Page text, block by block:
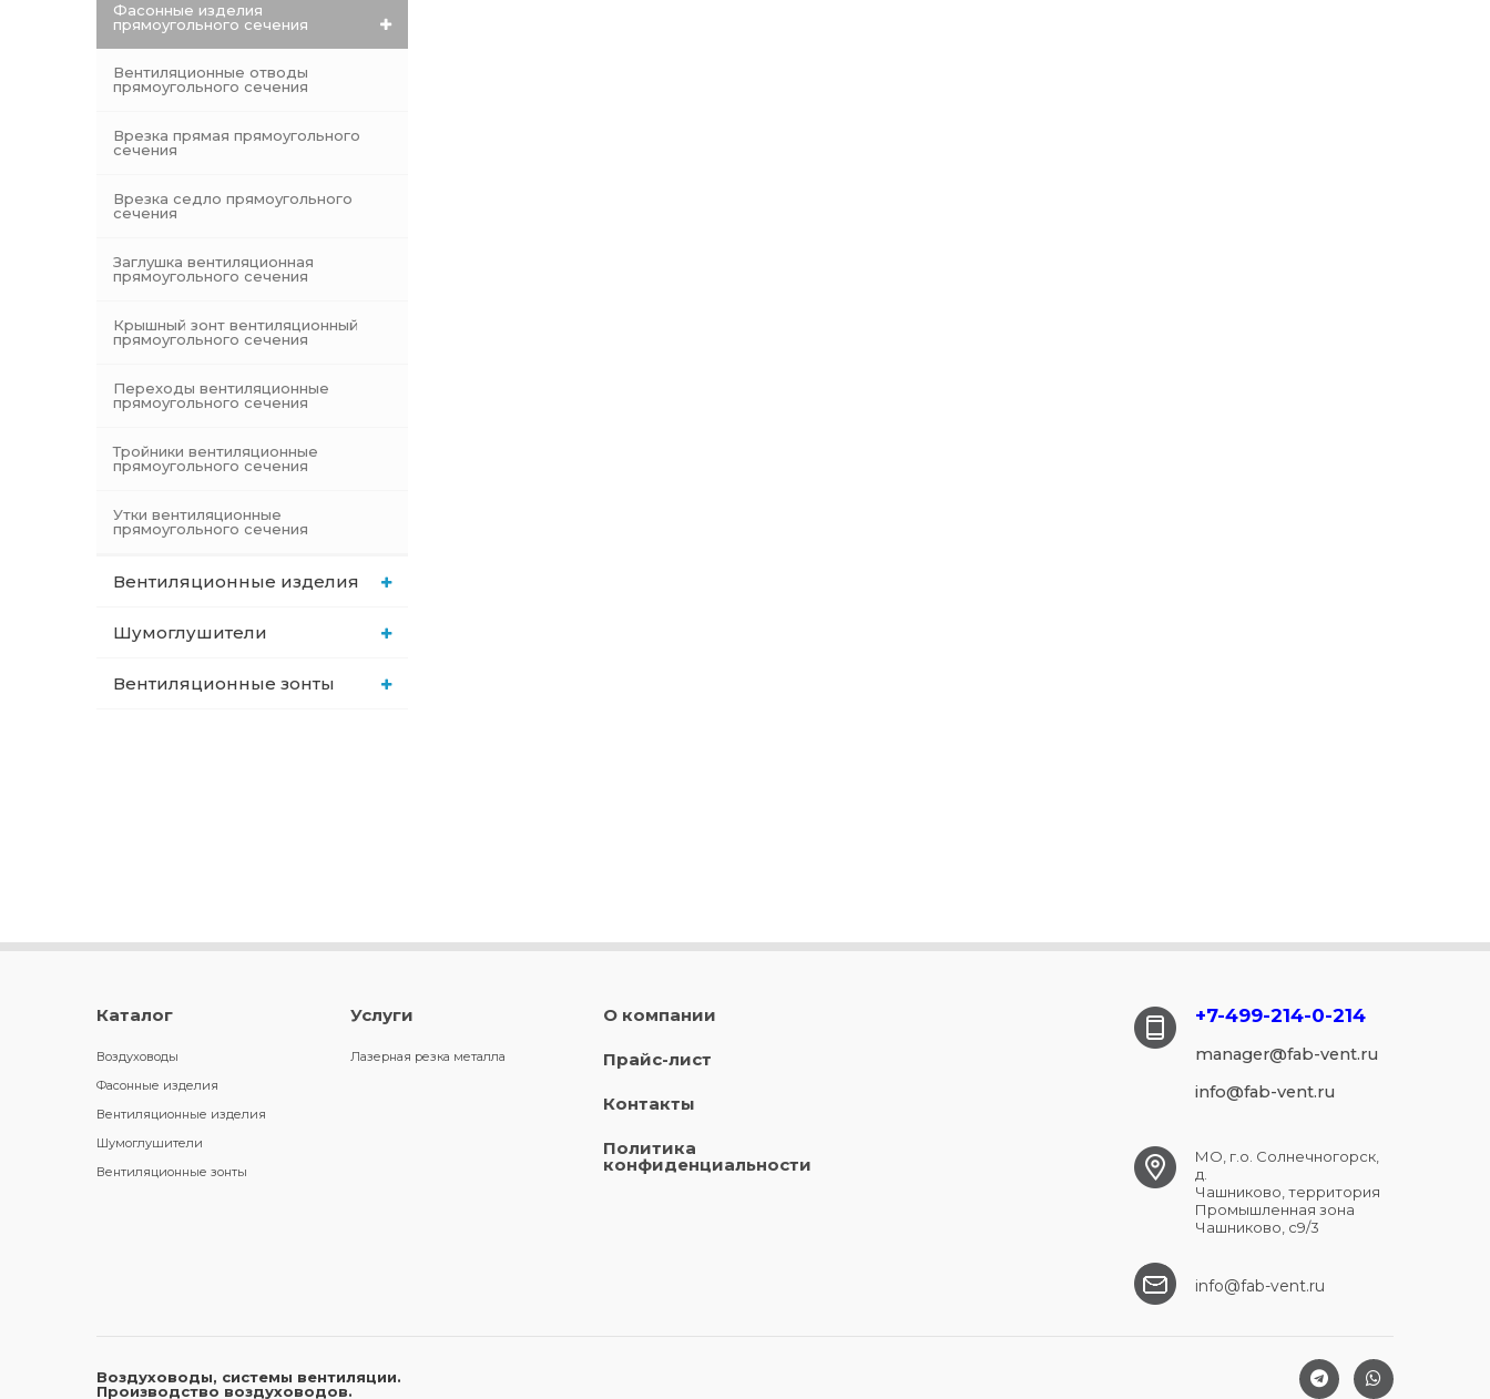
Фасонные изделия
прямоугольного сечения
Вентиляционные отводы
прямоугольного сечения
Врезка прямая прямоугольного
сечения
Врезка седло прямоугольного
сечения
Заглушка вентиляционная
прямоугольного сечения
Крышный зонт вентиляционный
прямоугольного сечения
Переходы вентиляционные
прямоугольного сечения
Тройники вентиляционные
прямоугольного сечения
Утки вентиляционные
прямоугольного сечения
Вентиляционные изделия
Шумоглушители
Вентиляционные зонты
Каталог
Воздуховоды
Фасонные изделия
Вентиляционные изделия
Шумоглушители
Вентиляционные зонты
Услуги
Лазерная резка металла
О компании
Прайс-лист
Контакты
Политика
конфиденциальности
+7-499-214-0-214
manager@fab-vent.ru
info@fab-vent.ru
МО, г.о. Солнечногорск,
д.
Чашниково, территория
Промышленная зона
Чашниково, с9/3
info@fab-vent.ru
Воздуховоды, системы вентиляции.
Производство воздуховодов.